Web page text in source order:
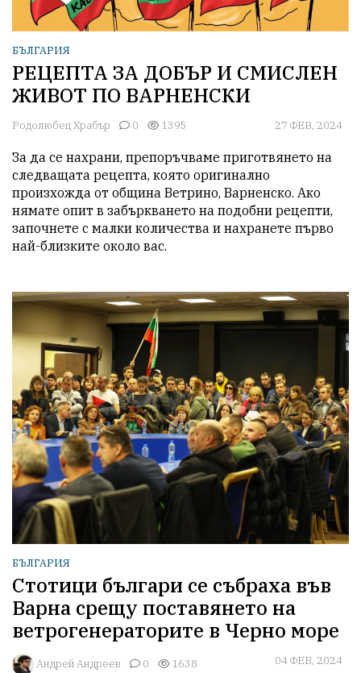
БЪЛГАРИЯ
РЕЦЕПТА ЗА ДОБЪР И СМИСЛЕН
ЖИВОТ ПО ВАРНЕНСКИ
Родолюбец Храбър 0 1395 27 ФЕВ, 2024
За да се нахрани, препоръчваме приготвянето на
следващата рецепта, която оригинално
произхожда от община Ветрино, Варненско. Ако
нямате опит в забъркването на подобни рецепти,
започнете с малки количества и нахранете първо
най-близките около вас.
БЪЛГАРИЯ
Стотици българи се събраха във
Варна срещу поставянето на
ветрогенераторите в Черно море
Aндрей Андреев 0 1638 04 ФЕВ, 2024